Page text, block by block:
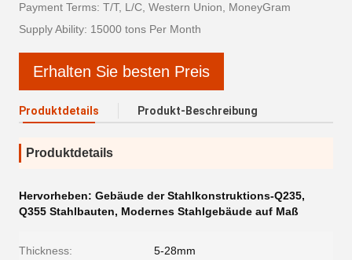
Payment Terms: T/T, L/C, Western Union, MoneyGram
Supply Ability: 15000 tons Per Month
Erhalten Sie besten Preis
Produktdetails Produkt-Beschreibung
Produktdetails
Hervorheben: Gebäude der Stahlkonstruktions-Q235,
Q355 Stahlbauten, Modernes Stahlgebäude auf Maß
Thickness: 5-28mm